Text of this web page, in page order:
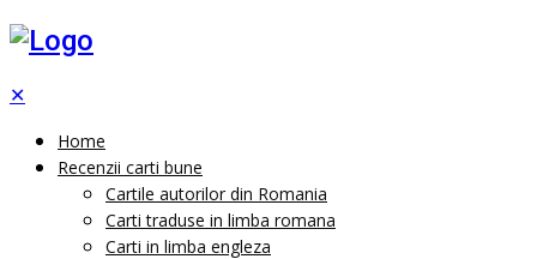
✕
Home
Recenzii carti bune
Cartile autorilor din Romania
Carti traduse in limba romana
Carti in limba engleza